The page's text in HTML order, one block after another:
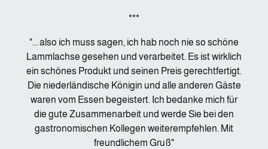
***
"... also ich muss sagen, ich hab noch nie so schöne
Lammlachse gesehen und verarbeitet. Es ist wirklich
ein schönes Produkt und seinen Preis gerechtfertigt.
Die niederländische Königin und alle anderen Gäste
waren vom Essen begeistert. Ich bedanke mich für
die gute Zusammenarbeit und werde Sie bei den
gastronomischen Kollegen weiterempfehlen. Mit
freundlichem Gruß"